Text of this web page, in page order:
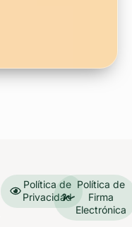
Política de
Privacidad
Política de
Firma
Electrónica